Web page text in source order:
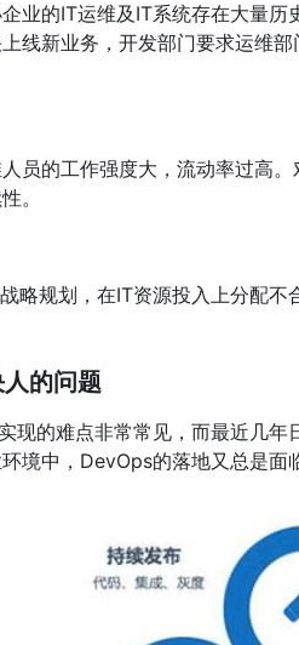
业的IT运维及IT系统存在大量
线新业务，开发部门要求运维
员的工作强度大，流动率过高
。
略规划，在IT资源投入上分配
的问题
现的难点非常常见，而最近几
境中，DevOps的落地又总是面